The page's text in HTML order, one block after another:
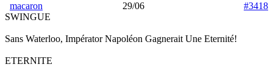
macaron 29/06
#3418
SWINGUE
Sans Waterloo, Impérator Napoléon Gagnerait Une Eternité!
ETERNITE